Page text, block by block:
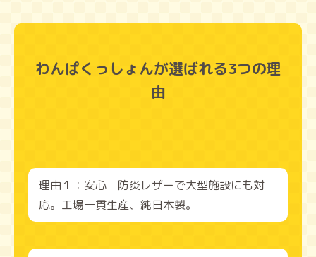
わんぱくっしょんが選ばれる3つの理
由
理由１：安心 防炎レザーで大型施設にも対
応。工場一貫生産、純日本製。